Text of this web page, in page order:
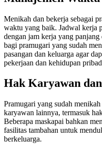
Menikah dan bekerja sebagai
waktu yang baik. Jadwal kerja
dengan jam kerja yang
bagi pramugari yang sudah
pasangan dan keluarga agar
pekerjaan dan kehidupan
Hak Karyawan
Pramugari yang sudah
karyawan lainnya, termasuk
Beberapa maskapai bahkan
fasilitas tambahan untuk
berkeluarga.